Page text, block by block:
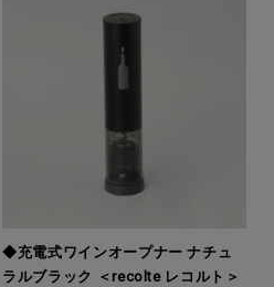
◆充電式ワインオープナー ナチュ
ラルブラック ＜recolte レコルト＞